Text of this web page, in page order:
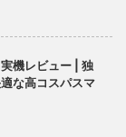
機レビュー | 独
な高コスパスマ